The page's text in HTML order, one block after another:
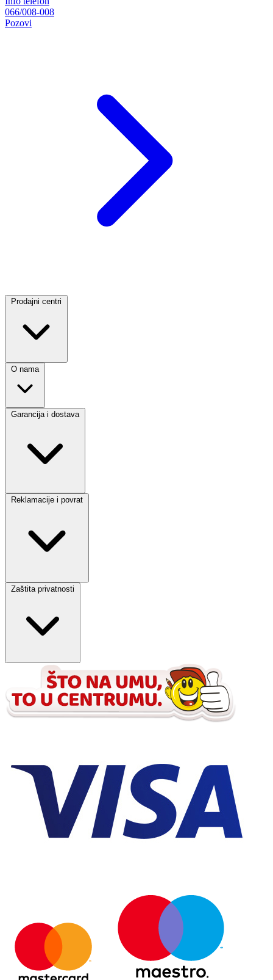
066/008-008
Pozovi
Prodajni centri
O nama
Garancija i dostava
Reklamacije i povrat
Zaštita privatnosti